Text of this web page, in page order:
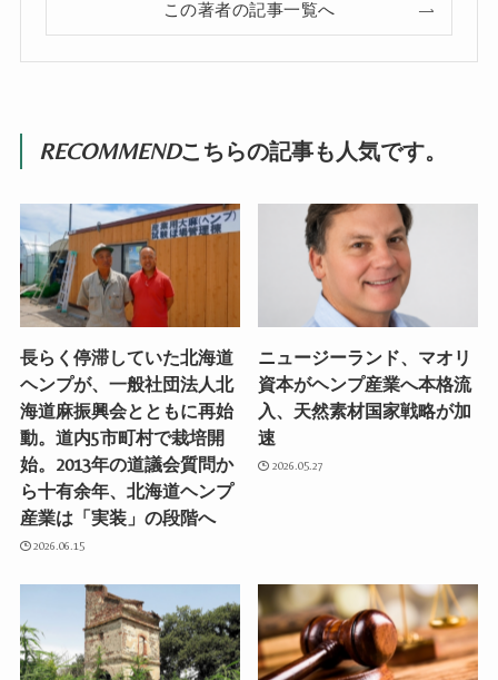
この著者の記事一覧へ
RECOMMENDこちらの記事も人気です。
長らく停滞していた北海道
ヘンプが、一般社団法人北
海道麻振興会とともに再始
動。道内5市町村で栽培開
始。2013年の道議会質問か
ら十有余年、北海道ヘンプ
産業は「実装」の段階へ
2026.06.15
ニュージーランド、マオリ
資本がヘンプ産業へ本格流
入、天然素材国家戦略が加
速
2026.05.27